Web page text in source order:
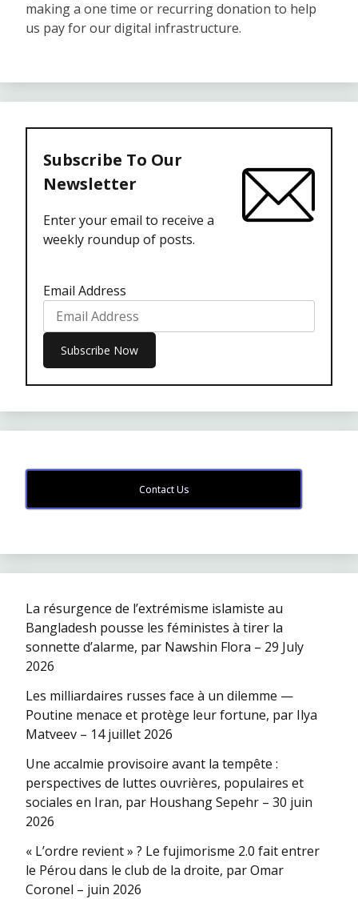
making a one time or recurring donation to help
us pay for our digital infrastructure.
Subscribe To Our
Newsletter
Enter your email to receive a
weekly roundup of posts.
Email Address
Contact Us
La résurgence de l’extrémisme islamiste au
Bangladesh pousse les féministes à tirer la
sonnette d’alarme, par Nawshin Flora – 29 July
2026
Les milliardaires russes face à un dilemme —
Poutine menace et protège leur fortune, par Ilya
Matveev – 14 juillet 2026
Une accalmie provisoire avant la tempête :
perspectives de luttes ouvrières, populaires et
sociales en Iran, par Houshang Sepehr – 30 juin
2026
« L’ordre revient » ? Le fujimorisme 2.0 fait entrer
le Pérou dans le club de la droite, par Omar
Coronel – juin 2026